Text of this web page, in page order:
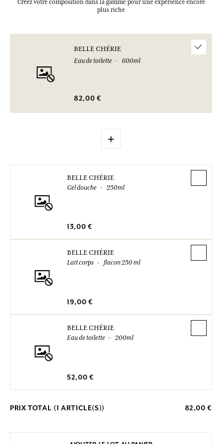
Créez votre composition dans la gamme pour une expérience encore
plus riche
BELLE CHÉRIE
Eau de toilette
600ml
82,00 €
+
BELLE CHÉRIE
Gel douche
250ml
13,00 €
BELLE CHÉRIE
Lait corps
flacon 250 ml
19,00 €
BELLE CHÉRIE
Eau de toilette
200ml
52,00 €
PRIX TOTAL (1 ARTICLE(S)) 82,00 €